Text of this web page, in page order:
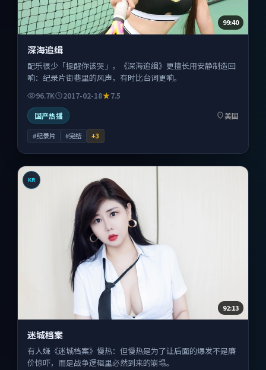
99:40
深海追缉
配乐很少「提醒你该哭」，《深海追缉》更擅长用安静制造回
响：纪录片街巷里的风声，有时比台词更响。
96.7K 2017-02-18
7.5
国产热播
美国
#纪录片 #完结 +3
KR
92:13
迷城档案
有人嫌《迷城档案》慢热：但慢热是为了让后面的爆发不是廉
价惊吓，而是战争逻辑里必然到来的崩塌。